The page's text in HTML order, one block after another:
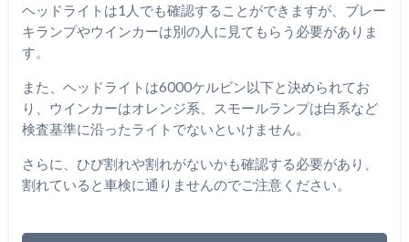
ヘッドライトは1人でも確認することができますが、ブレー
キランプやウインカーは別の人に見てもらう必要がありま
す。
また、ヘッドライトは6000ケルビン以下と決められてお
り、ウインカーはオレンジ系、スモールランプは白系など
検査基準に沿ったライトでないといけません。
さらに、ひび割れや割れがないかも確認する必要があり、
割れていると車検に通りませんのでご注意ください。